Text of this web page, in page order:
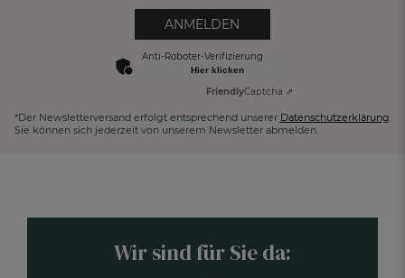
ANMELDEN
Anti-Roboter-Verifizierung
Hier klicken
FriendlyCaptcha ⇗
*Der Newsletterversand erfolgt entsprechend unserer Datenschutzerklärung
Sie können sich jederzeit von unserem Newsletter abmelden.
Wir sind für Sie da: